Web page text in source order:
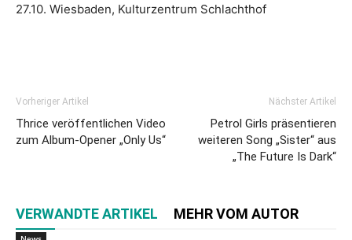
27.10. Wiesbaden, Kulturzentrum Schlachthof
Vorheriger Artikel
Thrice veröffentlichen Video
zum Album-Opener „Only Us“
Nächster Artikel
Petrol Girls präsentieren
weiteren Song „Sister“ aus
„The Future Is Dark“
VERWANDTE ARTIKEL MEHR VOM AUTOR